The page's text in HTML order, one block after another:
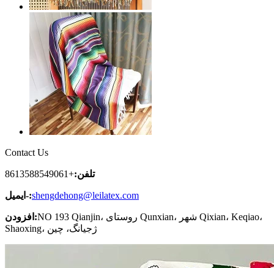
Contact Us
تلفن:+8613588549061
ایمیل-:shengdehong@leilatex.com
افزودن:NO 193 Qianjin، روستای Qunxian، شهر Qixian، Keqiao،
Shaoxing، ژجیانگ، چین